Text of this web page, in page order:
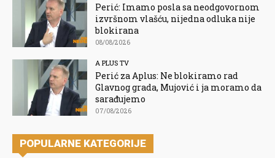
Perić: Imamo posla sa neodgovornom
izvršnom vlašću, nijedna odluka nije
blokirana
08/08/2026
A PLUS TV
Perić za Aplus: Ne blokiramo rad
Glavnog grada, Mujović i ja moramo da
sarađujemo
07/08/2026
POPULARNE KATEGORIJE